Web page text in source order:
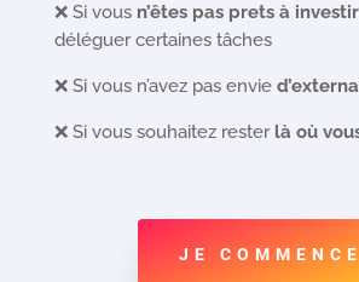
❌ Si vous n’êtes pas prets à investir
déléguer certaines tâches
❌ Si vous n’avez pas envie
❌ Si vous souhaitez rester là où
JE COMMENCE